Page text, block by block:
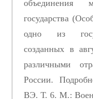
объединения
государства
одно из
созданных в
различными
России.
ВЭ. Т. 6. М.: